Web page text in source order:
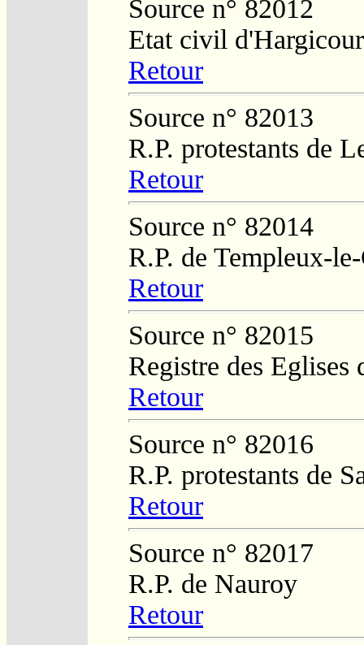
Source n° 82012
Etat civil
Retour
Source n° 82013
R.P. protestants de
Retour
Source n° 82014
R.P. de Templeux-
Retour
Source n° 82015
Registre des Eglises
Retour
Source n° 82016
R.P. protestants de
Retour
Source n° 82017
R.P. de Nauroy
Retour